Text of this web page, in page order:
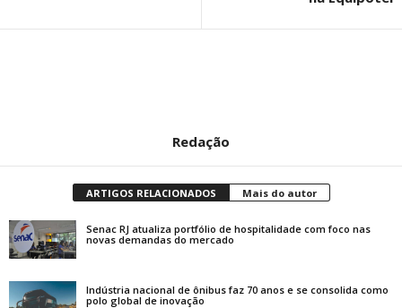
Redação
ARTIGOS RELACIONADOS Mais do autor
Senac RJ atualiza portfólio de hospitalidade com foco nas
novas demandas do mercado
Indústria nacional de ônibus faz 70 anos e se consolida como
polo global de inovação